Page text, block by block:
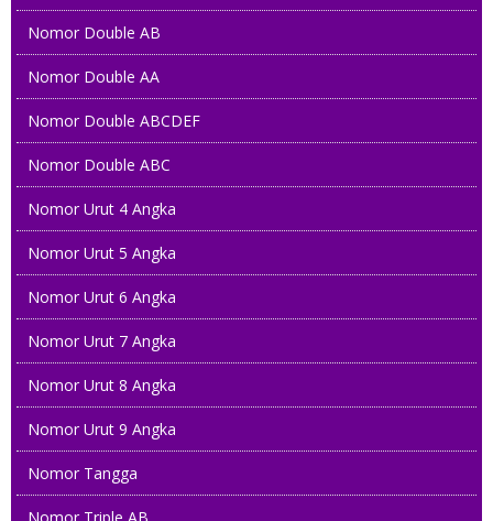
Nomor Double AB
Nomor Double AA
Nomor Double ABCDEF
Nomor Double ABC
Nomor Urut 4 Angka
Nomor Urut 5 Angka
Nomor Urut 6 Angka
Nomor Urut 7 Angka
Nomor Urut 8 Angka
Nomor Urut 9 Angka
Nomor Tangga